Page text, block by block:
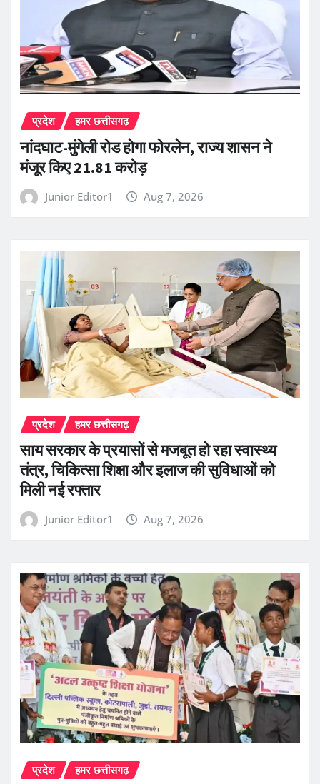
प्रदेश हमर छत्तीसगढ़
नांदघाट-मुंगेली रोड होगा फोरलेन, राज्य शासन ने
मंजूर किए 21.81 करोड़
Junior Editor1 Aug 7, 2026
प्रदेश हमर छत्तीसगढ़
साय सरकार के प्रयासों से मजबूत हो रहा स्वास्थ्य
तंत्र, चिकित्सा शिक्षा और इलाज की सुविधाओं को
मिली नई रफ्तार
Junior Editor1 Aug 7, 2026
प्रदेश हमर छत्तीसगढ़